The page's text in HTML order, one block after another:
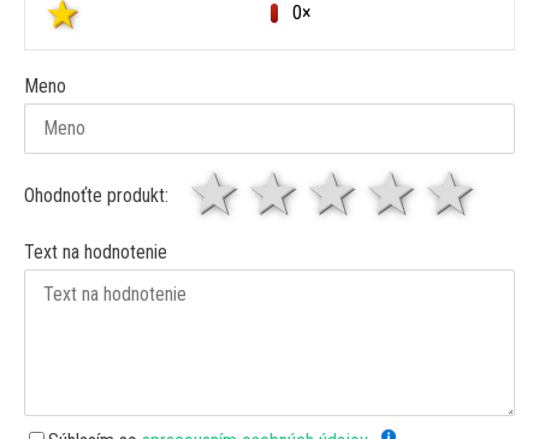
0×
Meno
Ohodnoťte produkt: 4
3
2 hviezdy
1 hviezda
Text na hodnotenie